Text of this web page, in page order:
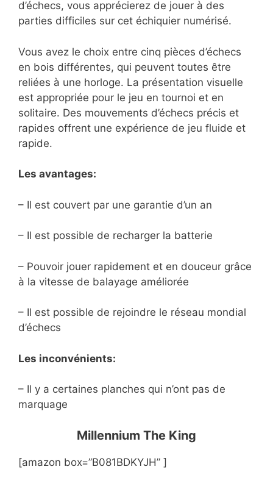
d’échecs, vous apprécierez de jouer à des
parties difficiles sur cet échiquier numérisé.
Vous avez le choix entre cinq pièces d’échecs
en bois différentes, qui peuvent toutes être
reliées à une horloge. La présentation visuelle
est appropriée pour le jeu en tournoi et en
solitaire. Des mouvements d’échecs précis et
rapides offrent une expérience de jeu fluide et
rapide.
Les avantages:
– Il est couvert par une garantie d’un an
– Il est possible de recharger la batterie
– Pouvoir jouer rapidement et en douceur grâce
à la vitesse de balayage améliorée
– Il est possible de rejoindre le réseau mondial
d’échecs
Les inconvénients:
– Il y a certaines planches qui n’ont pas de
marquage
Millennium The King
[amazon box=”B081BDKYJH” ]